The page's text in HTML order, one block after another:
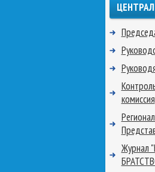
комиссия
Журнал